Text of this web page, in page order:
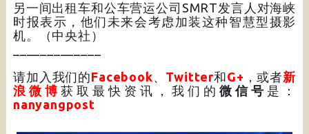
另一间出租车和公车营运公司SMRT发言人对海峡
时报表示，他们未来会考虑加装这种智慧型摄影
机。（中央社）
请加入我们的Facebook、 Twitter和G+ ，或者新
浪微博 获取最快资讯，我们的微信号 是：
nanyangpost